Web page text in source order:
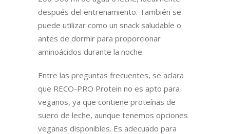
después del entrenamiento. También se
puede utilizar como un snack saludable o
antes de dormir para proporcionar
aminoácidos durante la noche.
Entre las preguntas frecuentes, se aclara
que RECO-PRO Protein no es apto para
veganos, ya que contiene proteínas de
suero de leche, aunque tenemos opciones
veganas disponibles. Es adecuado para